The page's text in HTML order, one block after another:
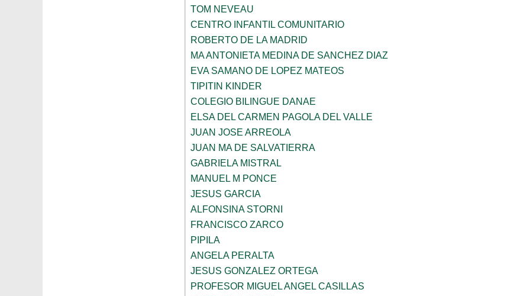
TOM NEVEAU
CENTRO INFANTIL COMUNITARIO
ROBERTO DE LA MADRID
MA ANTONIETA MEDINA DE SANCHEZ DIAZ
EVA SAMANO DE LOPEZ MATEOS
TIPITIN KINDER
COLEGIO BILINGUE DANAE
ELSA DEL CARMEN PAGOLA DEL VALLE
JUAN JOSE ARREOLA
JUAN MA DE SALVATIERRA
GABRIELA MISTRAL
MANUEL M PONCE
JESUS GARCIA
ALFONSINA STORNI
FRANCISCO ZARCO
PIPILA
ANGELA PERALTA
JESUS GONZALEZ ORTEGA
PROFESOR MIGUEL ANGEL CASILLAS